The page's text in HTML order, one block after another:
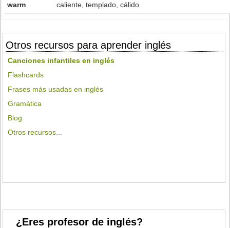
warm caliente, templado, cálido
Otros recursos para aprender inglés
Canciones infantiles en inglés
Flashcards
Frases más usadas en inglés
Gramática
Blog
Otros recursos...
¿Eres profesor de inglés?